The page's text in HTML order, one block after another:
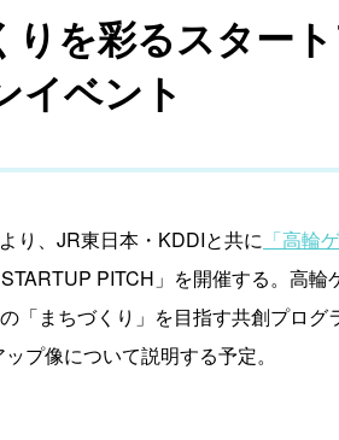
を彩るスター
イベント
り、JR東日本・KDDIと共に 「高輪
PITCH」を開催する。高
「まちづくり」を目指す共創プロ
プ像について説明する予定。